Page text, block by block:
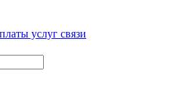
услуг связи